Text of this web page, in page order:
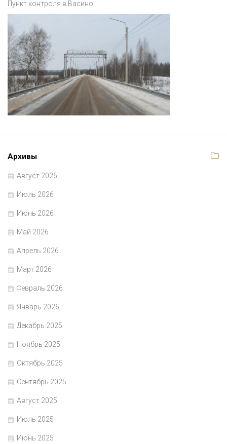
Пункт контроля в Васино
Архивы
Август 2026
Июль 2026
Июнь 2026
Май 2026
Апрель 2026
Март 2026
Февраль 2026
Январь 2026
Декабрь 2025
Ноябрь 2025
Октябрь 2025
Сентябрь 2025
Август 2025
Июль 2025
Июнь 2025